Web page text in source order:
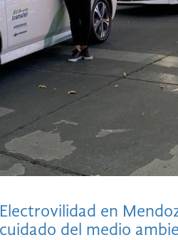
Electrovilidad en
cuidado del medio